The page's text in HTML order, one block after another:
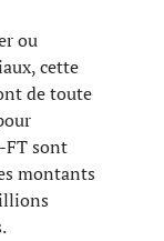
ou
cette
de toute
FT sont
montants